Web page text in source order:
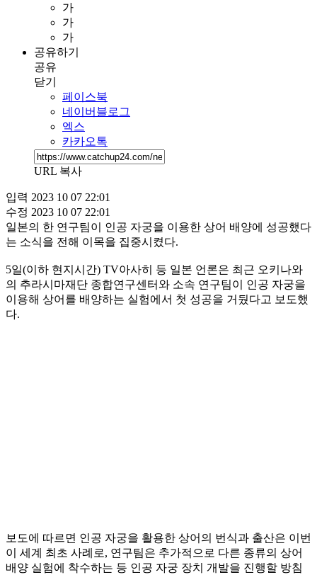
가
가
가
공유하기
공유
닫기
페이스북
네이버블로그
엑스
카카오톡
URL 복사
입력 2023 10 07 22:01
수정 2023 10 07 22:01
일본의 한 연구팀이 인공 자궁을 이용한 상어 배양에 성공했다
는 소식을 전해 이목을 집중시켰다.
5일(이하 현지시간) TV아사히 등 일본 언론은 최근 오키나와
의 추라시마재단 종합연구센터와 소속 연구팀이 인공 자궁을
이용해 상어를 배양하는 실험에서 첫 성공을 거뒀다고 보도했
다.
보도에 따르면 인공 자궁을 활용한 상어의 번식과 출산은 이번
이 세계 최초 사례로, 연구팀은 추가적으로 다른 종류의 상어
배양 실험에 착수하는 등 인공 자궁 장치 개발을 진행할 방침